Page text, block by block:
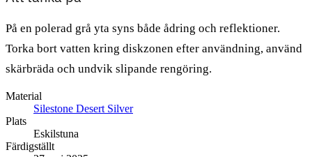
På en polerad grå yta syns både ådring och reflektioner.
Torka bort vatten kring diskzonen efter användning, använd
skärbräda och undvik slipande rengöring.
Material
Silestone Desert Silver
Plats
Eskilstuna
Färdigställt